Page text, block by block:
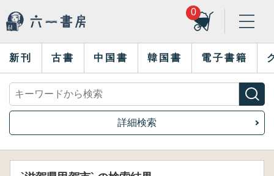
0
新刊 古書 中国書 韓国書 電子書籍
詳細検索